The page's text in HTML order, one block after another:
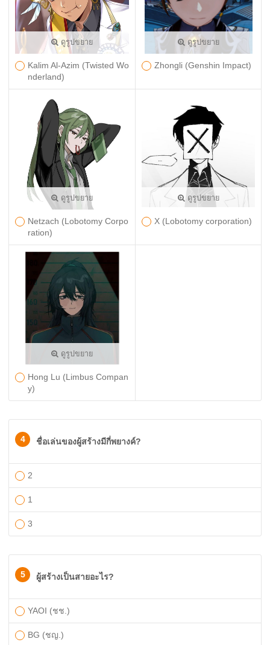
ดูรูปขยาย
Kalim Al-Azim (Twisted Wo
nderland)
ดูรูปขยาย
Zhongli (Genshin Impact)
ดูรูปขยาย
Netzach (Lobotomy Corpo
ration)
ดูรูปขยาย
X (Lobotomy corporation)
ดูรูปขยาย
Hong Lu (Limbus Compan
y)
4 ชื่อเล่นของผู้สร้างมีกี่พยางค์?
2
1
3
5 ผู้สร้างเป็นสายอะไร?
YAOI (ชช.)
BG (ชญ.)